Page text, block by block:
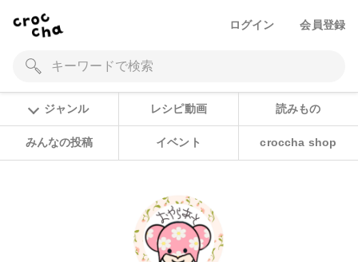
ログイン 会員登録
ジャンル レシピ動画 読みもの
みんなの投稿 イベント croccha shop